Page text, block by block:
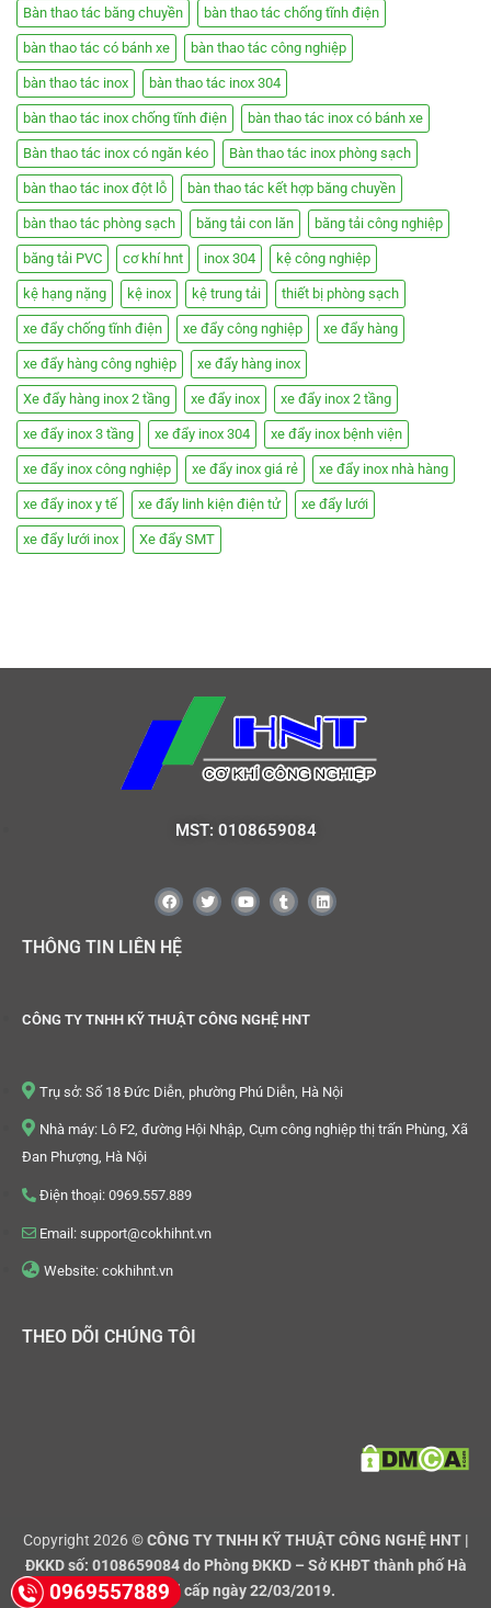
Bàn thao tác băng chuyền bàn thao tác chống tĩnh điện
bàn thao tác có bánh xe bàn thao tác công nghiệp
bàn thao tác inox bàn thao tác inox 304
bàn thao tác inox chống tĩnh điện bàn thao tác inox có bánh xe
Bàn thao tác inox có ngăn kéo Bàn thao tác inox phòng sạch
bàn thao tác inox đột lỗ bàn thao tác kết hợp băng chuyền
bàn thao tác phòng sạch băng tải con lăn băng tải công nghiệp
băng tải PVC cơ khí hnt inox 304 kệ công nghiệp
kệ hạng nặng kệ inox kệ trung tải thiết bị phòng sạch
xe đẩy chống tĩnh điện xe đẩy công nghiệp xe đẩy hàng
xe đẩy hàng công nghiệp xe đẩy hàng inox
Xe đẩy hàng inox 2 tầng xe đẩy inox xe đẩy inox 2 tầng
xe đẩy inox 3 tầng xe đẩy inox 304 xe đẩy inox bệnh viện
xe đẩy inox công nghiệp xe đẩy inox giá rẻ xe đẩy inox nhà hàng
xe đẩy inox y tế xe đẩy linh kiện điện tử xe đẩy lưới
xe đẩy lưới inox Xe đẩy SMT
MST: 0108659084
THÔNG TIN LIÊN HỆ
CÔNG TY TNHH KỸ THUẬT CÔNG NGHỆ HNT
Trụ sở: Số 18 Đức Diễn, phường Phú Diễn, Hà Nội
Nhà máy: Lô F2, đường Hội Nhập, Cụm công nghiệp thị trấn Phùng, Xã
Đan Phượng, Hà Nội
Điện thoại: 0969.557.889
Email: support@cokhihnt.vn
Website: cokhihnt.vn
THEO DÕI CHÚNG TÔI
Copyright 2026 ©CÔNG TY TNHH KỸ THUẬT CÔNG NGHỆ HNT |
ĐKKD số: 0108659084 do Phòng ĐKKD – Sở KHĐT thành phố Hà
Nội cấp ngày 22/03/2019.
0969557889